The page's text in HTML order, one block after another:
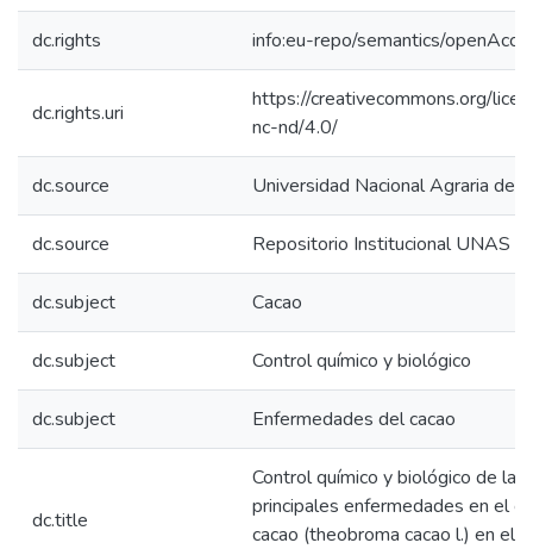
dc.rights info:eu-repo/semantics/
dc.rights.uri
https://creativecommons.org/
nc-nd/4.0/
dc.source Universidad Nacional Agraria de
dc.source Repositorio Institucional UNAS
dc.subject Cacao
dc.subject Control químico y biológico
dc.subject Enfermedades del cacao
dc.title
Control químico y biológico de las
principales enfermedades en el
cacao (theobroma cacao l.) en el